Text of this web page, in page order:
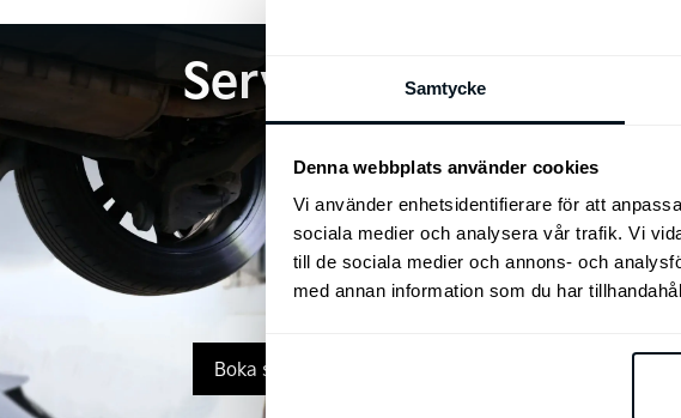
Samtycke
Denna webbplats använder cookies
Vi använder enhetsidentifierare för att
sociala medier och analysera vår trafik. Vi
till de sociala medier och annons- och
med annan information som du har
Service
Boka service